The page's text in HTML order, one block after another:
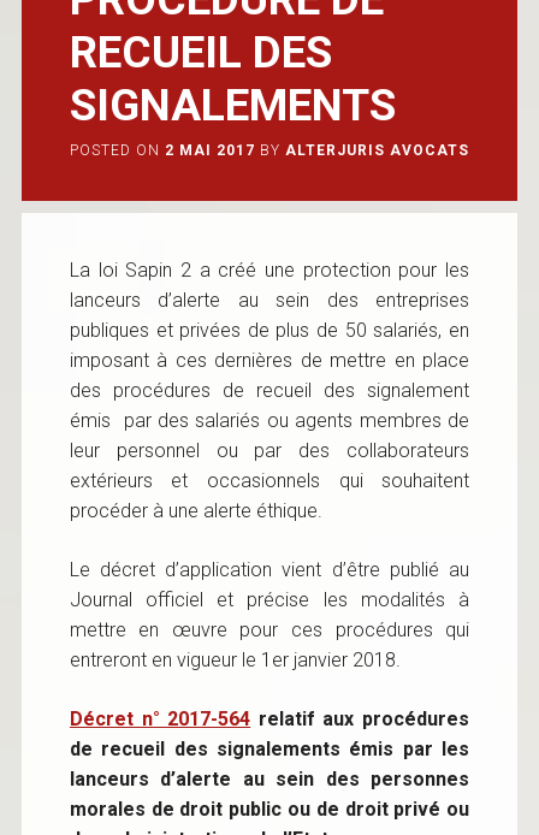
RECUEIL DES
SIGNALEMENTS
POSTED ON 2 MAI 2017 BY ALTERJURIS AVOCATS
La loi Sapin 2 a créé une protection pour les
lanceurs d’alerte au sein des entreprises
publiques et privées de plus de 50 salariés, en
imposant à ces dernières de mettre en place
des procédures de recueil des signalement
émis par des salariés ou agents membres de
leur personnel ou par des collaborateurs
extérieurs et occasionnels qui souhaitent
procéder à une alerte éthique.
Le décret d’application vient d’être publié au
Journal officiel et précise les modalités à
mettre en œuvre pour ces procédures qui
entreront en vigueur le 1er janvier 2018.
Décret n° 2017-564 relatif aux procédures
de recueil des signalements émis par les
lanceurs d’alerte au sein des personnes
morales de droit public ou de droit privé ou